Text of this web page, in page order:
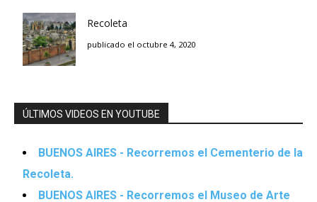
Recoleta
publicado el octubre 4, 2020
ÚLTIMOS VIDEOS EN YOUTUBE
BUENOS AIRES - Recorremos el Cementerio de la
Recoleta.
BUENOS AIRES - Recorremos el Museo de Arte